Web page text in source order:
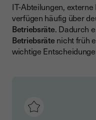
IT-Abteilungen,
verfügen häufig über
Betriebsräte. Dadurch
Betriebsrätenicht früh
wichtige